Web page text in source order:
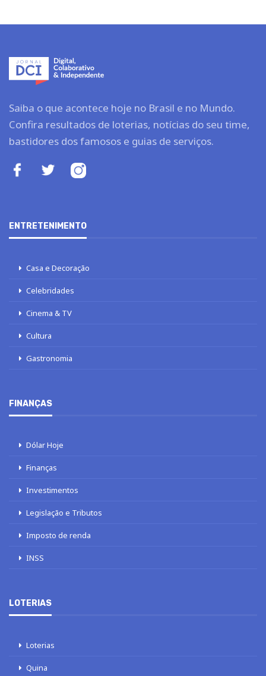
Saiba o que acontece hoje no Brasil e no Mundo.
Confira resultados de loterias, notícias do seu time,
bastidores dos famosos e guias de serviços.
ENTRETENIMENTO
Casa e Decoração
Celebridades
Cinema & TV
Cultura
Gastronomia
FINANÇAS
Dólar Hoje
Finanças
Investimentos
Legislação e Tributos
Imposto de renda
INSS
LOTERIAS
Loterias
Quina